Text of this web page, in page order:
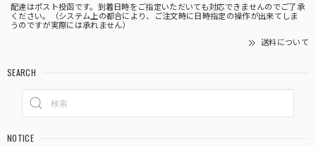
配達はポスト投函です。到着日時をご指定いただいても対応できませんのでご了承
ください。（システム上の都合により、ご注文時に日時指定の操作が出来てしま
うのですが実際には承れません）
送料について
SEARCH
NOTICE